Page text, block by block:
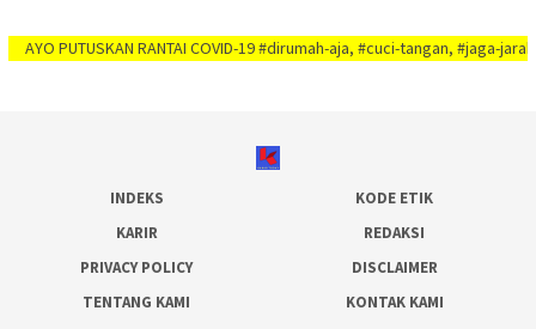
RANTAI COVID-19 #dirumah-aja, #cuci-tangan, #jaga-jarak,
INDEKS
KODE ETIK
KARIR
REDAKSI
PRIVACY POLICY
DISCLAIMER
TENTANG KAMI
KONTAK KAMI